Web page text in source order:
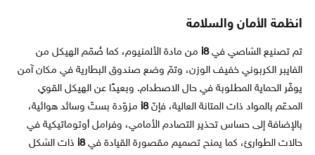
انظمة الأمان والسلامة
تم تصنيع الشاصي فيi8 من مادة الألمنيوم، كما صُمّم الهيكل من
الفايبر الكربوني خفيف الوزن، وتمّ وضع صندوق البطارية في مكان آمن
يوفّر الحماية المطلوبة في حال الاصطدام. وبعيدًا عن الهيكل القوي
المدعّم بالمواد ذات المتانة العالية، فإنّi8 مزوّدة بستّ وسائد هوائية،
بالإضافة إلى حساس تحذير التصادم الأمامي، وفرامل أوتوماتيكية في
حالات الطوارئ، كما يمنح تصميم مقصورة القيادة فيi8 ذات الشكل